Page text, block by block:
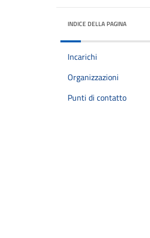
INDICE DELLA PAGINA
Incarichi
Organizzazioni
Punti di contatto